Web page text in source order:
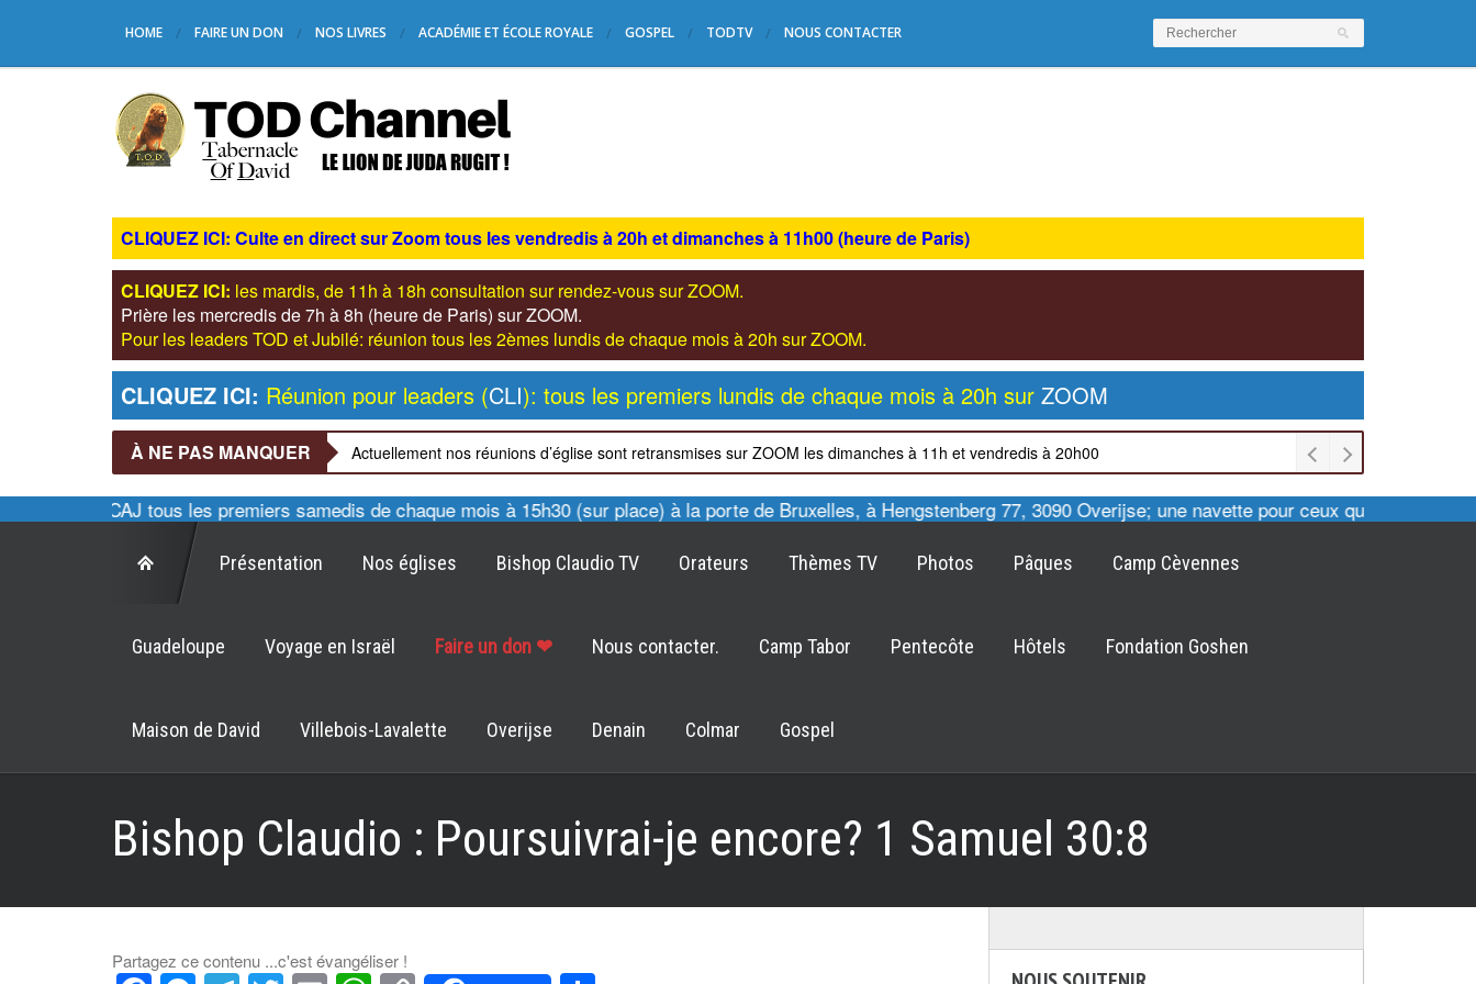
HOME FAIRE UN DON NOS LIVRES ACADÉMIE ET ÉCOLE ROYALE GOSPEL TODTV NOUS CONTACTER
CLIQUEZ ICI: Culte en direct sur Zoom tous les vendredis à 20h et dimanches à 11h00 (heure de Paris)
CLIQUEZ ICI: les mardis, de 11h à 18h consultation sur rendez-vous sur ZOOM.
Prière les mercredis de 7h à 8h (heure de Paris) sur ZOOM.
Pour les leaders TOD et Jubilé: réunion tous les 2èmes lundis de chaque mois à 20h sur ZOOM.
CLIQUEZ ICI: Réunion pour leaders (CLI): tous les premiers lundis de chaque mois à 20h sur ZOOM
À NE PAS MANQUER Actuellement nos réunions d’église sont retransmises sur ZOOM les dimanches à 11h et vendredis à 20h00
des CAJ tous les premiers samedis de chaque mois à 15h30 (sur place) à la porte de Bruxelles, à Hengstenberg 77, 3090 Overijse; une navette pour ceux qui le désirent
Présentation Nos églises Bishop Claudio TV Orateurs Thèmes TV Photos Pâques Camp Cèvennes
Guadeloupe Voyage en Israël Faire un don ❤ Nous contacter. Camp Tabor Pentecôte Hôtels Fondation Goshen
Maison de David Villebois-Lavalette Overijse Denain Colmar Gospel
Bishop Claudio : Poursuivrai-je encore? 1 Samuel 30:8
Partagez ce contenu ...c'est évangéliser !